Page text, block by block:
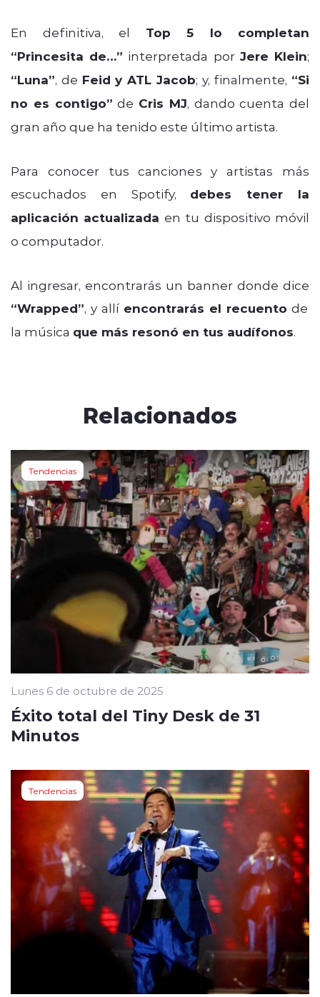
En definitiva, el Top 5 lo completan
“Princesita de…” interpretada por Jere Klein;
“Luna”, de Feid y ATL Jacob; y, finalmente, “Si
no es contigo” de Cris MJ, dando cuenta del
gran año que ha tenido este último artista.
Para conocer tus canciones y artistas más
escuchados en Spotify, debes tener la
aplicación actualizada en tu dispositivo móvil
o computador.
Al ingresar, encontrarás un banner donde dice
“Wrapped”, y allí encontrarás el recuento de
la música que más resonó en tus audífonos.
Relacionados
Tendencias
Lunes 6 de octubre de 2025
Éxito total del Tiny Desk de 31
Minutos
Tendencias